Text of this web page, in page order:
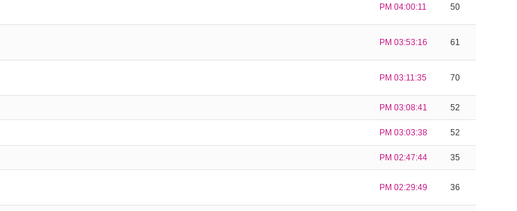
PM 04:00:11 50
PM 03:53:16 61
PM 03:11:35 70
PM 03:08:41 52
PM 03:03:38 52
PM 02:47:44 35
PM 02:29:49 36